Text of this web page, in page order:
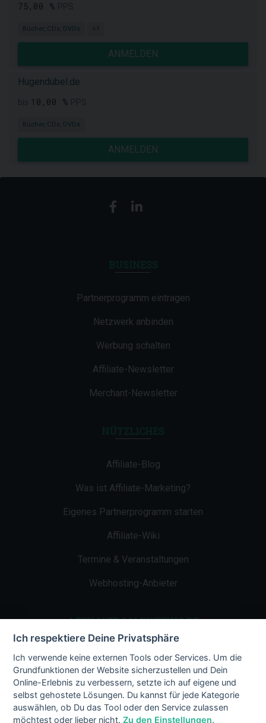
75,00 %
Bücher, CDs, DVDs +1
ANMELDEN
Hugendubel.de
10,00 %
Bücher, CDs, DVDs
ANMELDEN
Partnerprogramm eintragen
Netzwerk anbinden
Werbung schalten
Affiliate-Newsletter
Merchant-Newsletter
Affiliate-Blog
Was ist Affiliate-Marketing?
Eigenes Partnerprogramm starten
Affiliate-Wiki
Termine & Veranstaltungen
Webhosting-Anbieter
AFFILIATE-MARKETING.DE
Impressum
Kontakt
Datenschutz
Ich respektiere Deine Privatsphäre
Ich verwende keine externen Tools oder Services. Um die
Grundfunktionen der Website sicherzustellen und Dein
Online-Erlebnis zu verbessern, setzte ich auf eigene und
selbst gehostete Lösungen. Du kannst für jede Kategorie
auswählen, ob Du das Tool oder den Service zulassen
möchtest oder lieber nicht.Zu den Einstellungen.